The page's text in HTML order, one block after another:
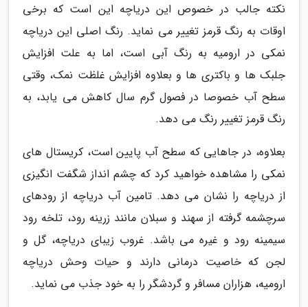
نکته جالب در خصوص این دریاچه این است که برخی
اوقات به رنگ قرمز تغییر می نماید. رنگ اصلی این دریاچه
نمکی در ارومیه به رنگ آبی است، اما به علت افزایش
جلبک ها و باکتری ها و بعلاوه افزایش غلظت نمک، وقتی
سطح آب خصوصا در فصول گرم سال کاهش می یابد، به
رنگ قرمز تغییر رنگ می دهد.
بعلاوه، در جاهایی که سطح آب پایین است، کریستال های
نمکی را مشاهده خواهید کرد که چشم انداز شگفت انگیزی
از دریاچه را نشان می دهد. تامین آب دریاچه از رودهای
سرچشمه گرفته از سهند و سبلان مانند زرینه رود، تلخه رود
سیمینه رود و غیره می باشد. غروب زیبای دریاچه، گل و
لجن که خاصیت درمانی دارند و حیات وحش دریاچه
ارومیه، هزاران مسافر و گردشگر را به خود جذب می نماید.